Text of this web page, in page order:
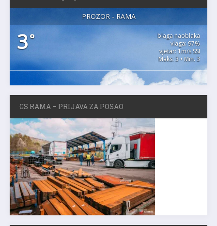
PROZOR - RAMA
3°
blaga naoblaka
vlaga: 97%
vjetar: 1m/s SSI
Maks. 3 • Min. 3
GS RAMA – PRIJAVA ZA POSAO